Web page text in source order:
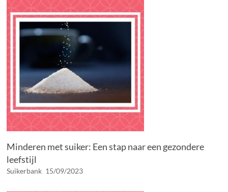
Minderen met suiker: Een stap naar een gezondere
leefstijl
Suikerbank 15/09/2023